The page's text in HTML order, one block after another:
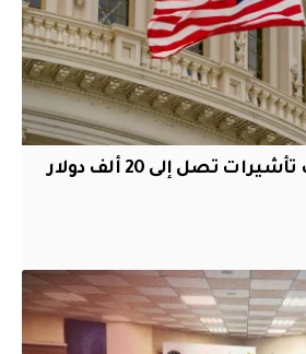
أميركا تقر سندات تأشيرات تصل إلى 20 ألف دولار